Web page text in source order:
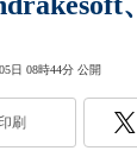
日 08時44分 公開
印刷